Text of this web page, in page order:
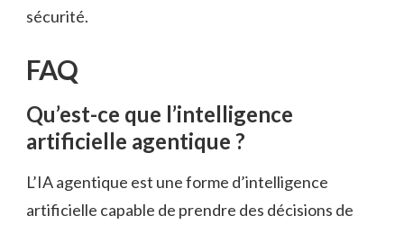
sécurité.
FAQ
Qu’est-ce que l’intelligence
artificielle agentique ?
L’IA agentique est une forme d’intelligence
artificielle capable de prendre des décisions de